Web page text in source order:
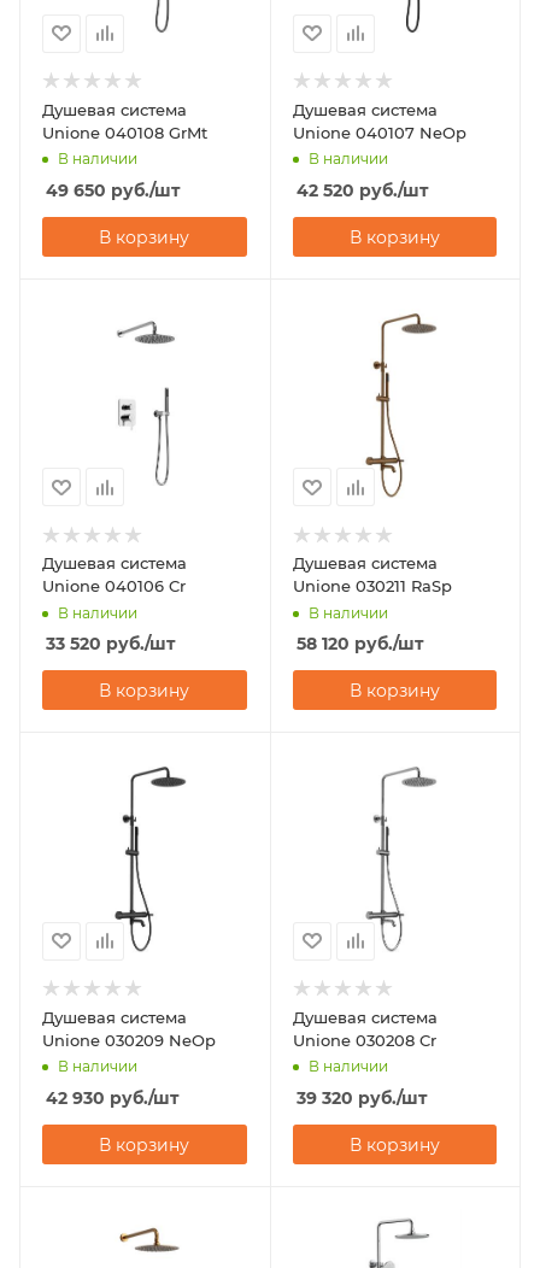
Душевая система
Unione 040108 GrMt
В наличии
49 650 руб./шт
В корзину
Душевая система
Unione 040107 NeOp
В наличии
42 520 руб./шт
В корзину
Душевая система
Unione 040106 Cr
В наличии
33 520 руб./шт
В корзину
Душевая система
Unione 030211 RaSp
В наличии
58 120 руб./шт
В корзину
Душевая система
Unione 030209 NeOp
В наличии
42 930 руб./шт
В корзину
Душевая система
Unione 030208 Cr
В наличии
39 320 руб./шт
В корзину